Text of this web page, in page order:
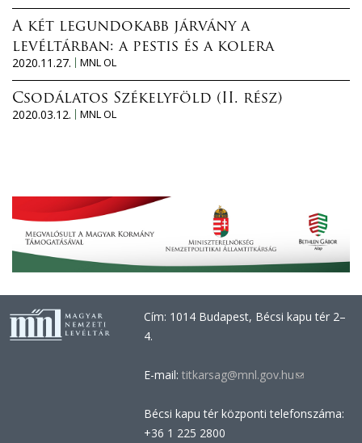
A két legundokabb járvány a
levéltárban: a pestis és a kolera
2020.11.27.
MNL OL
Csodálatos Székelyföld (II. rész)
2020.03.12.
MNL OL
Cím: 1014 Budapest, Bécsi kapu tér 2–
4.
E-mail: titkarsag@mnl.gov.hu(link
e-
Bécsi kapu tér központi telefonszáma:
+36 1 225 2800